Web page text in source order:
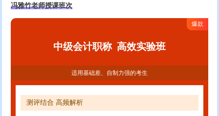
冯雅竹老师授课班次
爆款
中级会计职称 高效实验班
适用基础差、自制力强的考生
测评结合 高频解析